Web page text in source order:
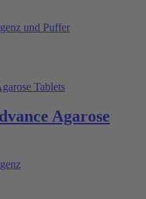
und Puffer
Agarose